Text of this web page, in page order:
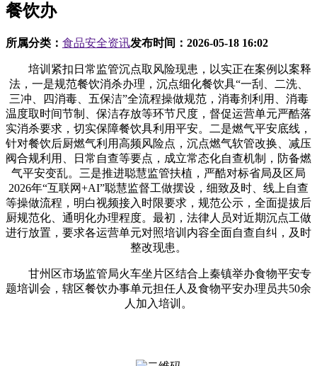
餐饮办
所属分类： 食品安全资讯发布时间： 2026-05-18 16:02
培训紧扣日常监管沉点取风险现患，以实正在案例以案释
法，一是规范餐饮消杀办理，沉点细化餐饮具“一刮、二洗、
三冲、四消毒、五保洁”全流程操做规范，消毒剂利用、消毒
温度取时间节制、保洁存放等环节尺度，督促运营单元严酷落
实消杀要求，切实保障餐饮具利用平安。二是燃气平安底线，
针对餐饮后厨燃气利用高频风险点，沉点燃气软管改换、减压
阀合规利用、日常自查等要点，成立常态化自查机制，防备燃
气平安变乱。三是推进聪慧监管扶植，严酷对标省局及区局
2026年“互联网+AI”聪慧监督工做摆设，细致及时、线上自查
等操做流程，明白视频接入时限要求，规范公示，全面提拔后
厨规范化、通明化办理程度。最初，法律人员对近期沉点工做
进行放置，要求各运营单元对照培训内容全面自查自纠，及时
整改现患。
甘州区市场监管局火车坐片区结合上秦镇举办食物平安专
题培训会，辖区餐饮办事单元担任人及食物平安办理员共50余
人加入培训。